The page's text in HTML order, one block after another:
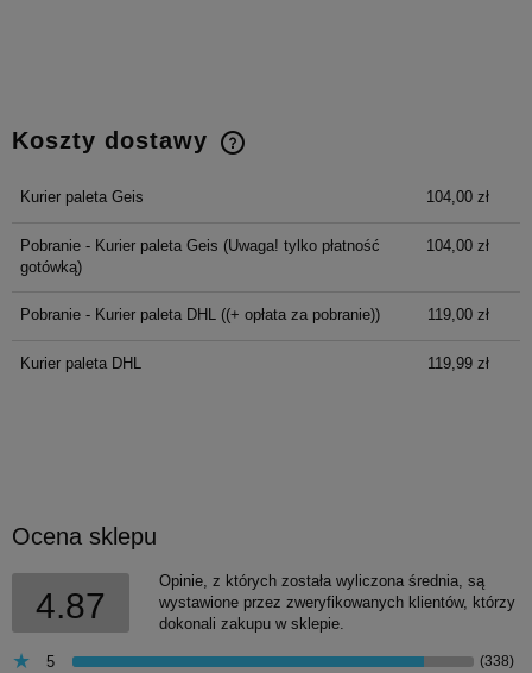
Koszty dostawy
Cena nie zawiera ewentualnych kosztów płatności
Kurier paleta Geis 104,00 zł
Pobranie - Kurier paleta Geis (Uwaga! tylko płatność
gotówką)
104,00 zł
Pobranie - Kurier paleta DHL ((+ opłata za pobranie)) 119,00 zł
Kurier paleta DHL 119,99 zł
Ocena sklepu
4.87
Opinie, z których została wyliczona średnia, są
wystawione przez zweryfikowanych klientów, którzy
dokonali zakupu w sklepie.
5 (338)